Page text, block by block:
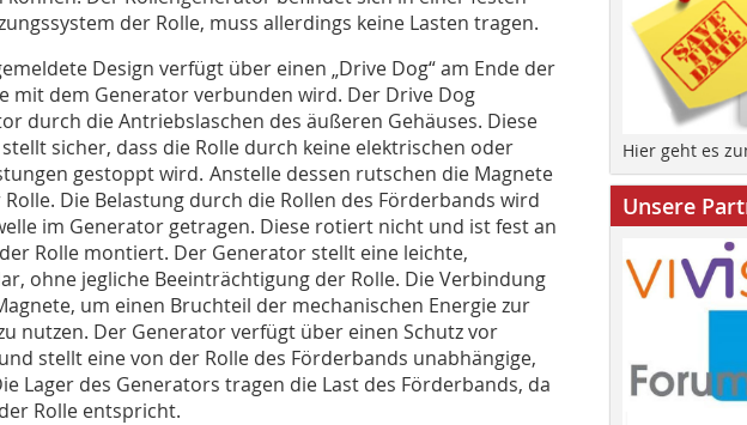
der Rolle, muss allerdings keine Lasten tragen.
Design verfügt über einen „Drive Dog“ am Ende der
mit dem Generator verbunden wird. Der Drive Dog
durch die Antriebslaschen des äußeren Gehäuses. Diese
sicher, dass die Rolle durch keine elektrischen oder
gestoppt wird. Anstelle dessen rutschen die Magnete
Die Belastung durch die Rollen des Förderbands wird
im Generator getragen. Diese rotiert nicht und ist fest an
Rolle montiert. Der Generator stellt eine leichte,
ohne jegliche Beeinträchtigung der Rolle. Die Verbindung
um einen Bruchteil der mechanischen Energie zur
nutzen. Der Generator verfügt über einen Schutz vor
stellt eine von der Rolle des Förderbands unabhängige,
Lager des Generators tragen die Last des Förderbands, da
Rolle entspricht.
Hier geht es
Unsere